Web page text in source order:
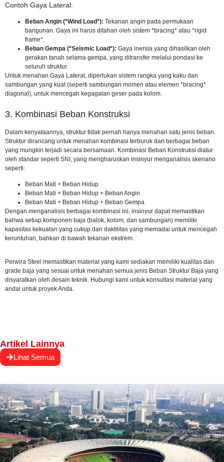
Contoh Gaya Lateral:
Beban Angin (*Wind Load*): Tekanan angin pada permukaan
bangunan. Gaya ini harus ditahan oleh sistem *bracing* atau *rigid
frame*.
Beban Gempa (*Seismic Load*): Gaya inersia yang dihasilkan oleh
gerakan tanah selama gempa, yang ditransfer melalui pondasi ke
seluruh struktur.
Untuk menahan Gaya Lateral, diperlukan sistem rangka yang kaku dan
sambungan yang kuat (seperti sambungan momen atau elemen *bracing*
diagonal), untuk mencegah kegagalan geser pada kolom.
3. Kombinasi Beban Konstruksi
Dalam kenyataannya, struktur tidak pernah hanya menahan satu jenis beban.
Struktur dirancang untuk menahan kombinasi terburuk dari berbagai beban
yang mungkin terjadi secara bersamaan. Kombinasi Beban Konstruksi diatur
oleh standar seperti SNI, yang mengharuskan insinyur menganalisis skenario
seperti:
Beban Mati + Beban Hidup
Beban Mati + Beban Hidup + Beban Angin
Beban Mati + Beban Hidup + Beban Gempa
Dengan menganalisis berbagai kombinasi ini, insinyur dapat memastikan
bahwa setiap komponen baja (balok, kolom, dan sambungan) memiliki
kapasitas kekuatan yang cukup dan daktilitas yang memadai untuk mencegah
keruntuhan, bahkan di bawah tekanan ekstrem.
Perwira Steel memastikan material yang kami sediakan memiliki kualitas dan
grade baja yang sesuai untuk menahan semua jenis Beban Struktur Baja yang
disyaratkan oleh desain teknik. Hubungi kami untuk konsultasi material yang
andal untuk proyek Anda.
Artikel Lainnya
Lihat Semua